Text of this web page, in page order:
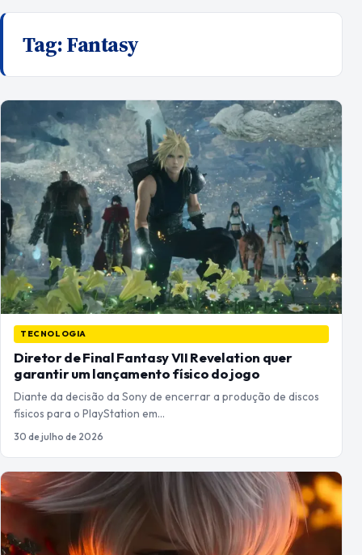
Tag:Fantasy
TECNOLOGIA
Diretor de Final Fantasy VII Revelation quer
garantir um lançamento físico do jogo
Diante da decisão da Sony de encerrar a produção de discos
físicos para o PlayStation em…
30 de julho de 2026